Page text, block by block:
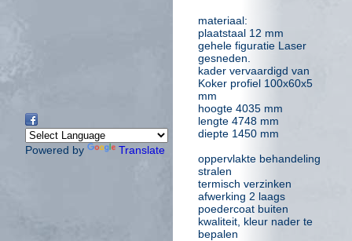
Powered by Translate
materiaal:
plaatstaal 12 mm
gehele figuratie Laser
gesneden.
kader vervaardigd van
Koker profiel 100x60x5
mm
hoogte 4035 mm
lengte 4748 mm
diepte 1450 mm
oppervlakte behandeling
stralen
termisch verzinken
afwerking 2 laags
poedercoat buiten
kwaliteit, kleur nader te
bepalen